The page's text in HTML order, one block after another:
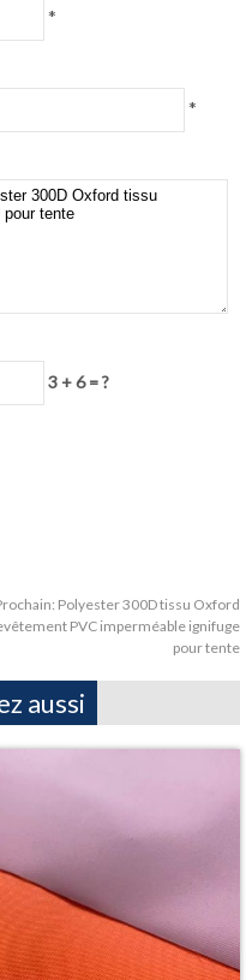
*
*
3 + 6 = ?
Polyester 300D tissu Oxford
PVC imperméable ignifuge
pour tente
aussi